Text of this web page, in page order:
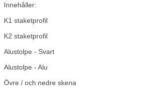
Innehåller:
K1 staketprofil
K2 staketprofil
Alustolpe - Svart
Alustolpe - Alu
Övre / och nedre skena